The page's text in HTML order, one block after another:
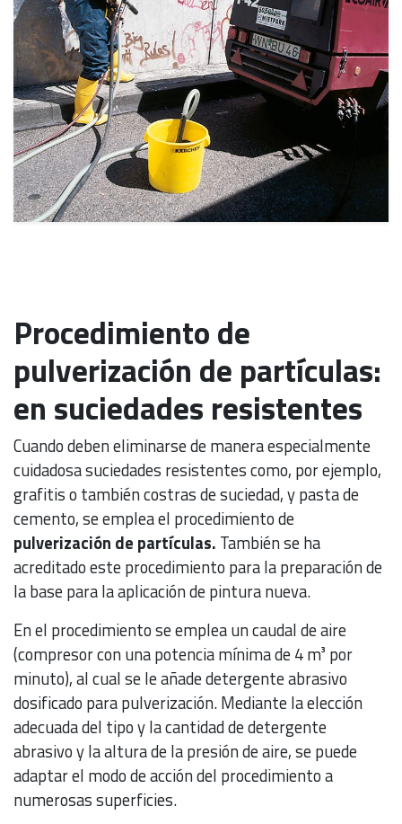
Procedimiento de
pulverización de partículas:
en suciedades resistentes
Cuando deben eliminarse de manera especialmente
cuidadosa suciedades resistentes como, por ejemplo,
grafitis o también costras de suciedad, y pasta de
cemento, se emplea el procedimiento de
pulverización de partículas. También se ha
acreditado este procedimiento para la preparación de
la base para la aplicación de pintura nueva.
En el procedimiento se emplea un caudal de aire
(compresor con una potencia mínima de 4 m³ por
minuto), al cual se le añade detergente abrasivo
dosificado para pulverización. Mediante la elección
adecuada del tipo y la cantidad de detergente
abrasivo y la altura de la presión de aire, se puede
adaptar el modo de acción del procedimiento a
numerosas superficies.